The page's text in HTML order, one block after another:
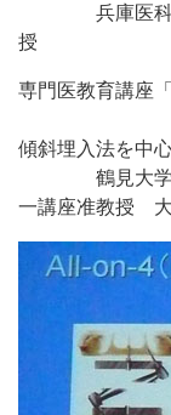
兵庫医科大
授
専門医教育講座
ーサイナ
傾斜埋入法を中心
鶴見大学歯
一講座准教授